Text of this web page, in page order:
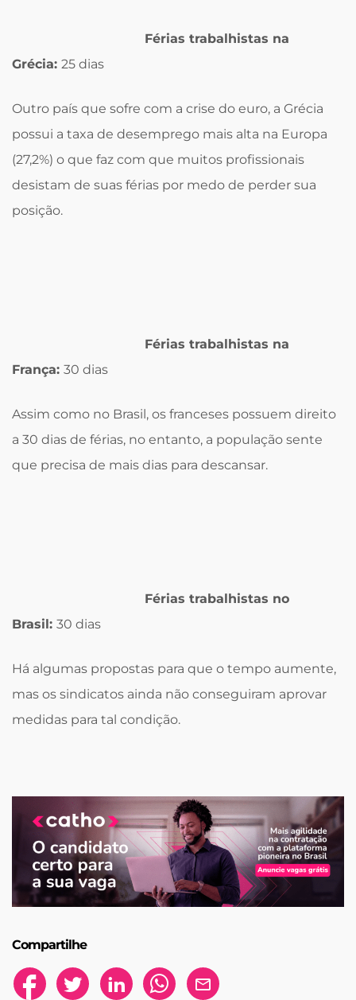
Férias trabalhistas na
Grécia: 25 dias
Outro país que sofre com a crise do euro, a Grécia
possui a taxa de desemprego mais alta na Europa
(27,2%) o que faz com que muitos profissionais
desistam de suas férias por medo de perder sua
posição.
Férias trabalhistas na
França: 30 dias
Assim como no Brasil, os franceses possuem direito
a 30 dias de férias, no entanto, a população sente
que precisa de mais dias para descansar.
Férias trabalhistas no
Brasil: 30 dias
Há algumas propostas para que o tempo aumente,
mas os sindicatos ainda não conseguiram aprovar
medidas para tal condição.
Compartilhe